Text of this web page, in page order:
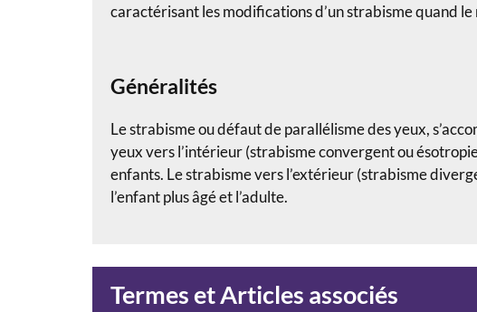
caractérisant les modifications d’un strabisme quand
Généralités
Le strabisme ou défaut de parallélisme des yeux,
yeux vers l’intérieur (strabisme convergent ou
enfants. Le strabisme vers l’extérieur (strabisme
l’enfant plus âgé et l’adulte.
Termes et Articles associés